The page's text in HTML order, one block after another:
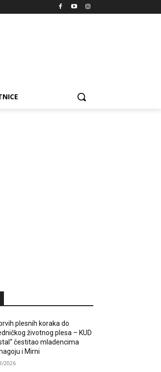
plesnih koraka do
životnog plesa – KUD
čestitao mladencima
i Mirni
2026